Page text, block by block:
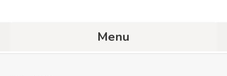
Menu